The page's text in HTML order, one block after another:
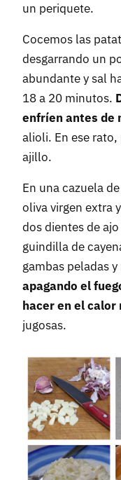
un periquete.
Cocemos las
desgarrando un
abundante y sal
18 a 20 minutos.
enfríen antes de
alioli. En ese
ajillo.
En una cazuela
oliva virgen extra
dos dientes de
guindilla de
gambas peladas
apagando el
hacer en el calor
jugosas.